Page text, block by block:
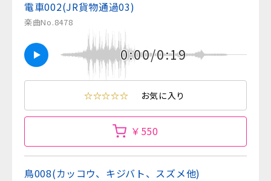
電車002(JR貨物通過03)
楽曲No.8478
0:00/0:19
☆☆☆☆☆ お気に入り
￥550
鳥008(カッコウ、キジバト、スズメ他)